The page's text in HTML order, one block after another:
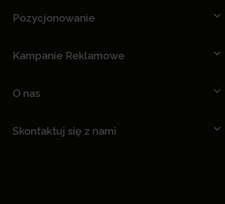
Pozycjonowanie
Kampanie Reklamowe
O nas
Skontaktuj się z nami